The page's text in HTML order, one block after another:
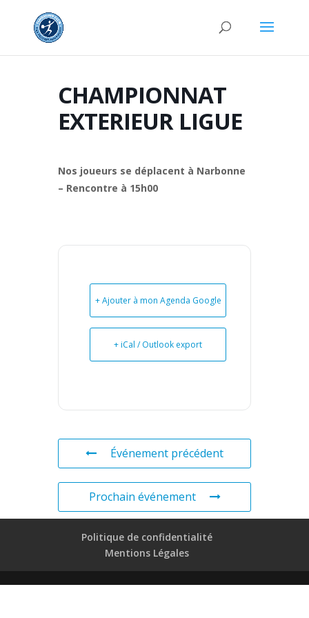
CHAMPIONNAT
EXTERIEUR LIGUE
Nos joueurs se déplacent à Narbonne
– Rencontre à 15h00
+ Ajouter à mon Agenda Google
+ iCal / Outlook export
Événement précédent
Prochain événement
Politique de confidentialité
Mentions Légales